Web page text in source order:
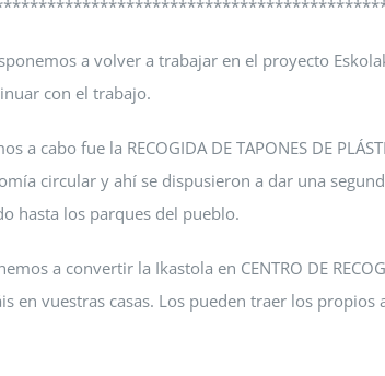
a volver a trabajar en el proyecto
con el trabajo.
cabo fue la RECOGIDA DE TAPONES DE
circular y ahí se dispusieron a dar una
hasta los parques del pueblo.
a convertir la Ikastola en CENTRO DE
vuestras casas. Los pueden traer los